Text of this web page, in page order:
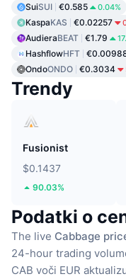
SuiSUI €0.585 0.04%
KaspaKAS €0.02257
AudieraBEAT €1.79
HashflowHFT
OndoONDO €0.3034
Trendy
Fusionist
$0.1437
90.03%
Podatki o
The live Cabbage
24-hour trading
CAB voči EUR